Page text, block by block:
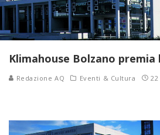
Klimahouse Bolzano
Redazione AQ Eventi & Cultura